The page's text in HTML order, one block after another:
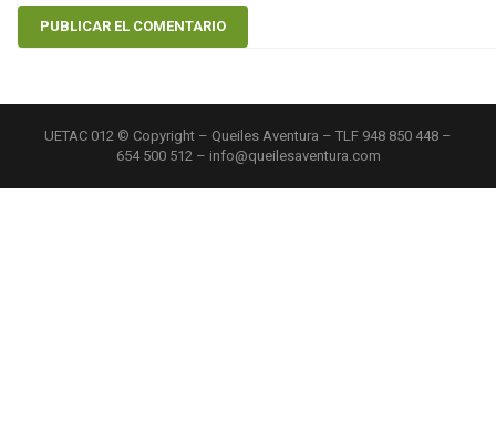
UETAC 012 © Copyright – Queiles Aventura – TLF 948 850 448 –
654 500 512 – info@queilesaventura.com